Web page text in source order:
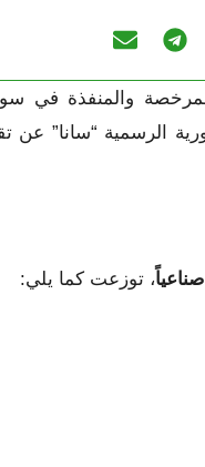
في سوريا منذ بداية العام
الرسمية “سانا”
، توزعت كما يلي: